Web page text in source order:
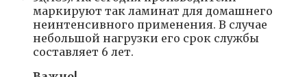
маркируют так ламинат для домашнего
неинтенсивного применения. В случае
небольшой нагрузки его срок службы
составляет 6 лет.